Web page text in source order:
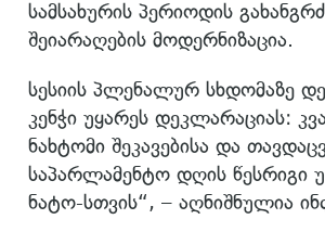
სამსახურის პერიოდის
შეიარაღების მოდერნიზაცია.
სესიის პლენალურ სხდომაზე
კენჭი უყარეს დეკლარაციას:
ნახტომი შეკავებისა და
საპარლამენტო დღის
ნატო-სთვის“, – აღნიშნულია